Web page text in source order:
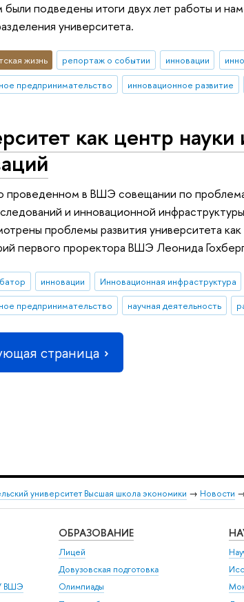
были подведены итоги двух лет работы и
университета.
жизнь репортаж о событии инновации
предпринимательство
инновационное развитие
как центр науки
проведенном в ВШЭ совещании по
и инновационной
проблемы развития университета
первого проректора ВШЭ Леонида
инновации
Инновационная инфраструктура
предпринимательство
научная деятельность
страница
университет Высшая школа экономики → Новости
ВШЭ
ОБРАЗОВАНИЕ
Лицей
Довузовская подготовка
Олимпиады